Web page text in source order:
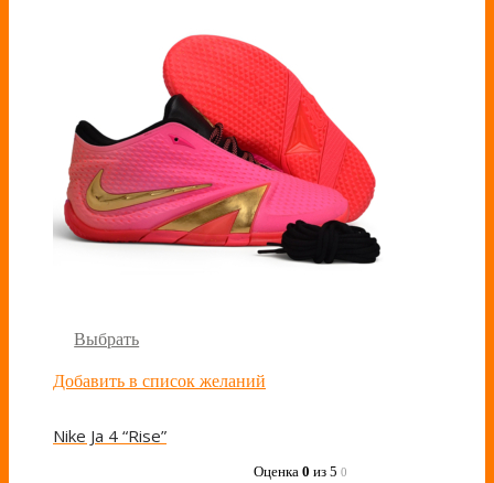
Выбрать
Добавить в список желаний
Nike Ja 4 “Rise”
Оценка 0 из 5 0